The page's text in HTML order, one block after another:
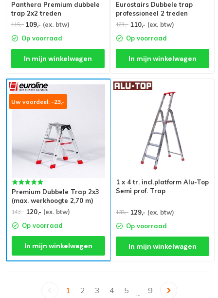
Panthera Premium dubbele
trap 2x2 treden
115,- 109,- (ex. btw)
Op voorraad
In mijn winkelwagen
Eurostairs Dubbele trap
professioneel 2 treden
129,- 110,- (ex. btw)
Op voorraad
In mijn winkelwagen
Uw voordeel: -23,-
Premium Dubbele Trap 2x3
(max. werkhoogte 2,70 m)
143,- 120,- (ex. btw)
Op voorraad
In mijn winkelwagen
1 x 4 tr. incl.platform Alu-Top
Semi prof. Trap
138,- 129,- (ex. btw)
Op voorraad
In mijn winkelwagen
1 2 3 4 5 ... 9